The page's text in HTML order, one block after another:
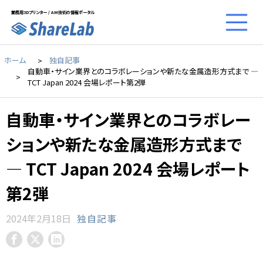
業務用3Dプリンター / AM技術の情報ポータル
ホーム
独自記事
自動車・サイン業界とのコラボレーションや新たな金属造形方式まで ―
TCT Japan 2024 会場レポート第2弾
自動車・サイン業界とのコラボレー
ションや新たな金属造形方式まで
― TCT Japan 2024 会場レポート
第2弾
2024年2月18日 独自記事